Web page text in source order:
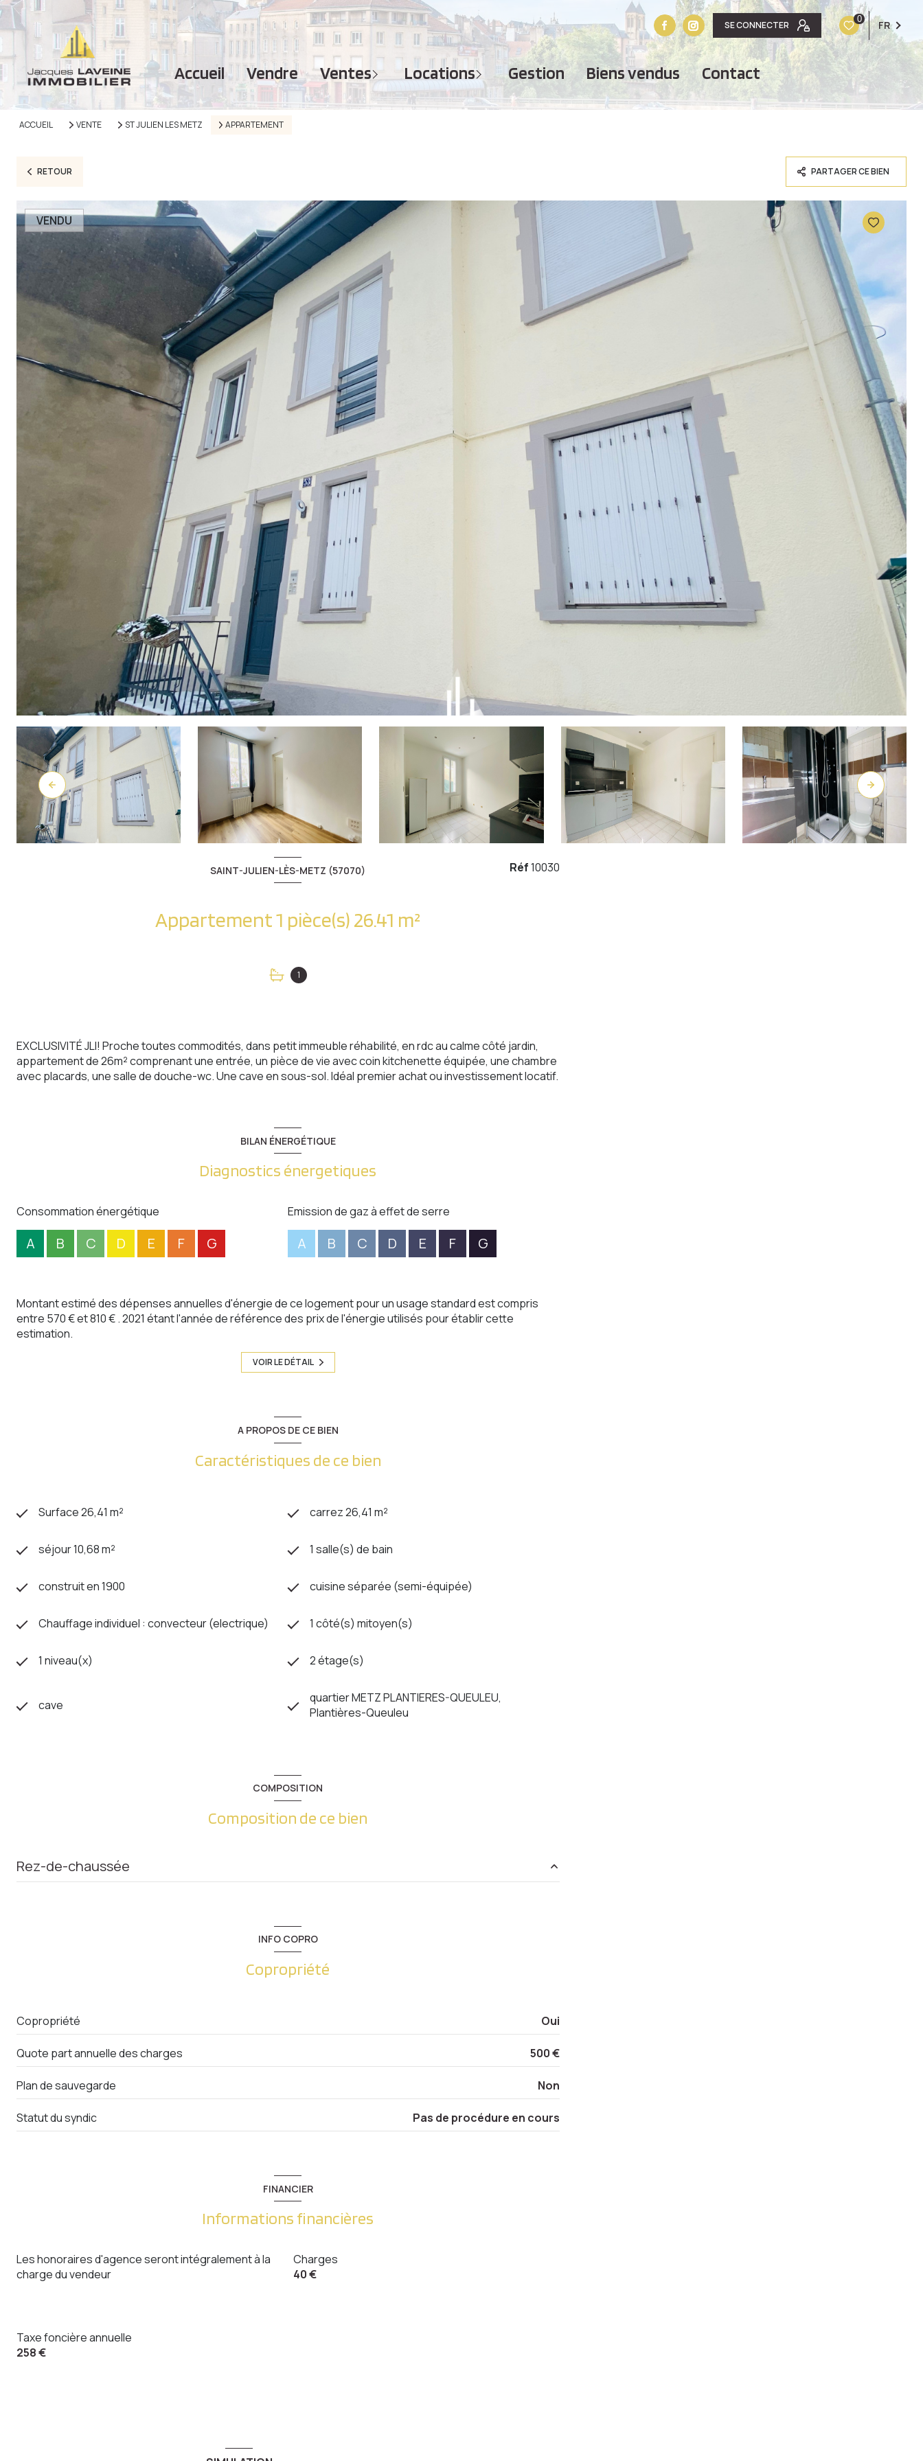
SE CONNECTER
0 FR
accueil vendre ventes
MAISONS
APPARTEMENTS
TERRAINS
IMMEUBLES
GARAGES - PARKINGS
locations
APPARTEMENTS
TERRAINS
IMMEUBLES
GARAGES - PARKINGS
gestion biens vendus contact
ACCUEIL VENTE ST JULIEN LES METZ APPARTEMENT
RETOUR PARTAGER CE BIEN
VENDU
SAINT-JULIEN-LÈS-METZ (57070)
Appartement 1 pièce(s) 26.41 m²
1
Réf10030
EXCLUSIVITÉ JLI! Proche toutes commodités, dans petit immeuble réhabilité, en rdc au calme côté jardin,
appartement de 26m² comprenant une entrée, un pièce de vie avec coin kitchenette équipée, une chambre
avec placards, une salle de douche-wc. Une cave en sous-sol. Idéal premier achat ou investissement locatif.
BILAN ÉNERGÉTIQUE
Diagnostics énergetiques
Consommation énergétique
A B C D E F G
Emission de gaz à effet de serre
A B C D E F G
Montant estimé des dépenses annuelles d'énergie de ce logement pour un usage standard est compris
entre 570 € et 810 € . 2021 étant l'année de référence des prix de l'énergie utilisés pour établir cette
estimation.
VOIR LE DÉTAIL
A PROPOS DE CE BIEN
Caractéristiques de ce bien
Surface 26,41 m² carrez 26,41 m²
séjour 10,68 m² 1 salle(s) de bain
construit en 1900 cuisine séparée (semi-équipée)
Chauffage individuel : convecteur (electrique) 1 côté(s) mitoyen(s)
1 niveau(x) 2 étage(s)
cave
quartier METZ PLANTIERES-QUEULEU,
Plantières-Queuleu
COMPOSITION
Composition de ce bien
Rez-de-chaussée
INFO COPRO
Copropriété
Copropriété Oui
Quote part annuelle des charges 500 €
Plan de sauvegarde Non
Statut du syndic Pas de procédure en cours
FINANCIER
Informations financières
Les honoraires d'agence seront intégralement à la
charge du vendeur
Charges
40 €
Taxe foncière annuelle
258 €